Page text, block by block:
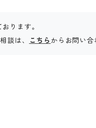
ります。
談は、
こちら からお問い合